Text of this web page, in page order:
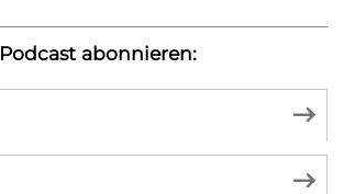
Podcast abonnieren: